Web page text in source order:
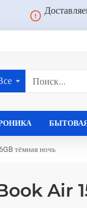
Air
тёмная ночь